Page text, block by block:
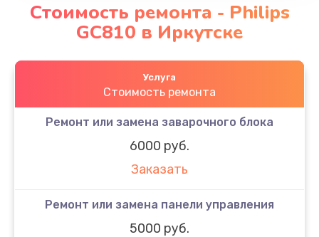
Стоимость ремонта - Philips
GC810 в Иркутске
Услуга
Стоимость ремонта
Ремонт или замена заварочного блока
6000 руб.
Заказать
Ремонт или замена панели управления
5000 руб.